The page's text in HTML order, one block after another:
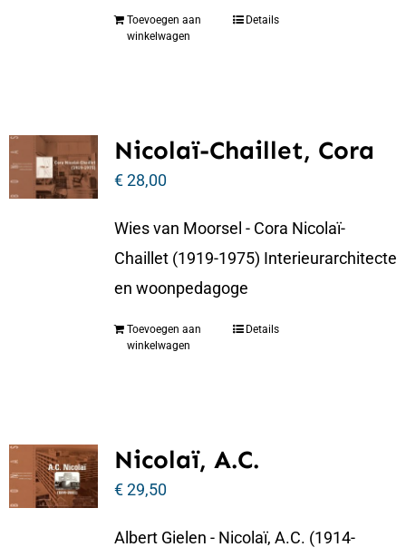
Toevoegen aan
winkelwagen
Details
Nicolaï-Chaillet, Cora
€28,00
Wies van Moorsel - Cora Nicolaï-
Chaillet (1919-1975) Interieurarchitecte
en woonpedagoge
Toevoegen aan
winkelwagen
Details
Nicolaï, A.C.
€29,50
Albert Gielen - Nicolaï, A.C. (1914-